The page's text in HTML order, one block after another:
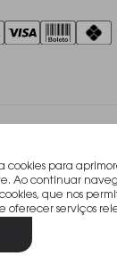
cookies para
Ao continuar
que nos
oferecer serviços
Studio Mickey
os direitos